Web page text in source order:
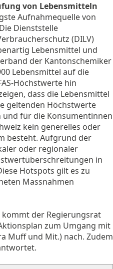
von Lebensmitteln
Aufnahmequelle von
Dienststelle
(DILV)
Lebensmittel und
der Kantonschemiker
Lebensmittel auf die
Höchstwerte hin
dass die Lebensmittel
geltenden Höchstwerte
für die Konsumentinnen
kein generelles oder
besteht. Aufgrund der
oder regionaler
in
Hotspots gilt es zu
Massnahmen
der Regierungsrat
zum Umgang mit
Muff und Mit.) nach. Zudem